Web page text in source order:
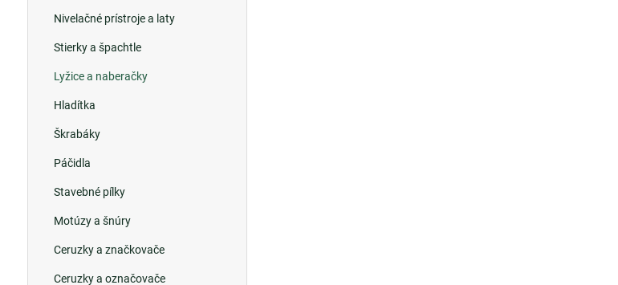
Nivelačné prístroje a laty
Stierky a špachtle
Lyžice a naberačky
Hladítka
Škrabáky
Páčidla
Stavebné pílky
Motúzy a šnúry
Ceruzky a značkovače
Ceruzky a označovače